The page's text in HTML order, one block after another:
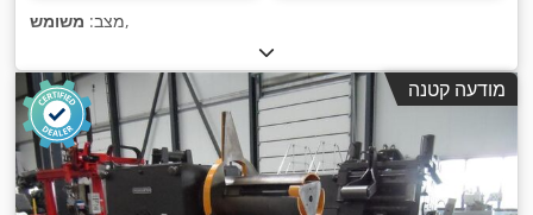
מצב: משומש ,
מודעה קטנה